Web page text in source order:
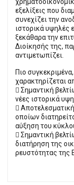
εξελίξεις που
συνεχίζει την
ιστορικά υψηλές
ξεκάθαρα την
Διοίκησής της,
αντιμετωπίζει.
Πιο
χαρακτηρίζεται
 Σημαντική
νέες ιστορικά

οποίων
αύξηση του
 Σημαντική
διατήρηση της
ρευστότητας της